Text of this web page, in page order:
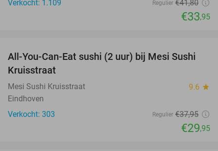
Verkocht: 1.109
Regulier €41,80
€33,95
21%
All-You-Can-Eat sushi (2 uur) bij Mesi Sushi
Kruisstraat
Mesi Sushi Kruisstraat 9.6 star
Eindhoven
Verkocht: 303
Regulier €37,95
€29,95